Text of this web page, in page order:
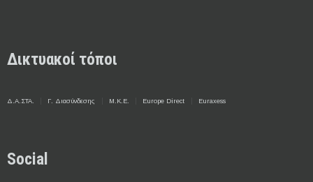
Δικτυακοί τόποι
Δ.Α.ΣΤΑ. Γ. Διασύνδεσης Μ.Κ.Ε. Europe Direct Euraxess
Social